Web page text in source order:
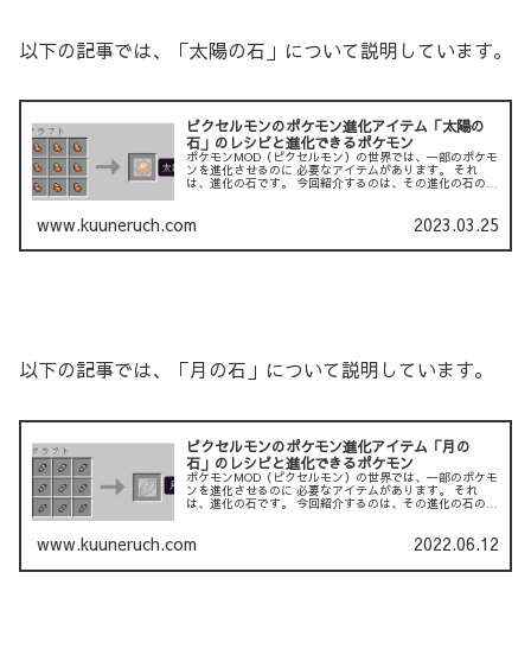
以下の記事では、「太陽の石」について説明しています。
ピクセルモンのポケモン進化アイテム「太陽の
石」のレシピと進化できるポケモン
ポケモンMOD（ピクセルモン）の世界では、一部のポケモ
ンを進化させるのに 必要なアイテムがあります。 それ
は、進化の石です。 今回紹介するのは、その進化の石の１
www.kuuneruch.com 2023.03.25
以下の記事では、「月の石」について説明しています。
ピクセルモンのポケモン進化アイテム「月の
石」のレシピと進化できるポケモン
ポケモンMOD（ピクセルモン）の世界では、一部のポケモ
ンを進化させるのに 必要なアイテムがあります。 それ
は、進化の石です。 今回紹介するのは、その進化の石の１
www.kuuneruch.com 2022.06.12